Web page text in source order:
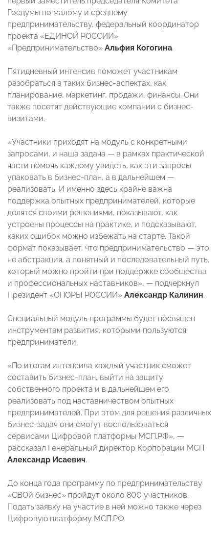
Госдумы по малому и среднему
предпринимательству, федеральный координатор
проекта «ЕДИНОЙ РОССИИ»
«Предпринимательство» Альфия Когогина.
Пятидневный интенсив поможет участникам
разобраться в таких бизнес-аспектах, как
планирование, маркетинг, продажи, финансы. Они
также посетят действующие компании с бизнес-
визитами.
«Участники приходят на модуль с конкретными
запросами, и наша задача — в рамках практической
части помочь каждому увидеть, как эти запросы
упаковать в бизнес-план, а в дальнейшем —
реализовать. И именно здесь крайне важна
поддержка опытных предпринимателей, которые
делятся своими решениями, показывают, как
устроены процессы на практике, и подсказывают,
каких ошибок можно избежать на старте. Такой
формат показывает, что предпринимательство — это
не абстракция, а понятный и последовательный путь,
который можно пройти при поддержке сообщества
и профессиональных наставников», — подчеркнул
Президент «ОПОРЫ РОССИИ» Александр Калинин.
Специальный модуль программы будет посвящен
инструментам развития, которыми пользуются
предприниматели.
«По итогам интенсива каждый участник сможет
составить бизнес-план, выйти на защиту
собственного проекта и в дальнейшем его
реализовать под наставничеством опытных
предпринимателей. При этом для решения различных
бизнес-задач они смогут воспользоваться
сервисами Цифровой платформы МСП.РФ», —
рассказал Генеральный директор Корпорации МСП
Александр Исаевич.
До конца года программу по предпринимательству
«СВОй бизнес» пройдут около 800 участников.
Подать заявку на участие в ней можно также через
Цифровую платформу МСП.РФ.